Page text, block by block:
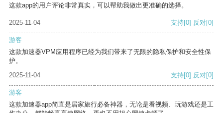
这款app的用户评论非常真实，可以帮助我做出更准确的选择。
2025-11-04 支持[0] 反对[0]
游客
这款加速器VPM应用程序已经为我们带来了无限的隐私保护和安全性保
护。
2025-11-04
支持[0] 反对[0]
游客
这款加速器app简直是居家旅行必备神器，无论是看视频、玩游戏还是工